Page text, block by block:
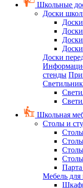
Школьные
Доски
Доски
стенды
Школьная
Столы и
Мебель для